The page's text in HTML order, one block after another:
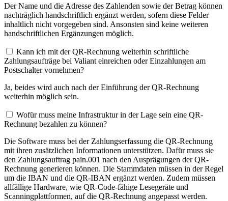
Der Name und die Adresse des Zahlenden sowie der Betrag können
nachträglich handschriftlich ergänzt werden, sofern diese Felder
inhaltlich nicht vorgegeben sind. Ansonsten sind keine weiteren
handschriftlichen Ergänzungen möglich.
Kann ich mit der QR-Rechnung weiterhin schriftliche
Zahlungsaufträge bei Valiant einreichen oder Einzahlungen am
Postschalter vornehmen?
Ja, beides wird auch nach der Einführung der QR-Rechnung
weiterhin möglich sein.
Wofür muss meine Infrastruktur in der Lage sein eine QR-
Rechnung bezahlen zu können?
Die Software muss bei der Zahlungserfassung die QR-Rechnung
mit ihren zusätzlichen Informationen unterstützen. Dafür muss sie
den Zahlungsauftrag pain.001 nach den Ausprägungen der QR-
Rechnung generieren können. Die Stammdaten müssen in der Regel
um die IBAN und die QR-IBAN ergänzt werden. Zudem müssen
allfällige Hardware, wie QR-Code-fähige Lesegeräte und
Scanningplattformen, auf die QR-Rechnung angepasst werden.